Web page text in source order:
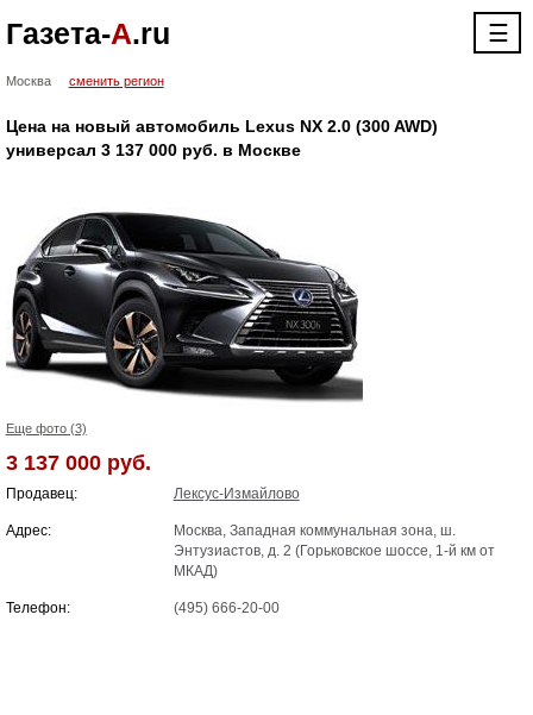
Газета-А.ru ☰
Москва сменить регион
Цена на новый автомобиль Lexus NX 2.0 (300 AWD)
универсал 3 137 000 руб. в Москве
Еще фото (3)
3 137 000 руб.
Продавец: Лексус-Измайлово
Адрес:
Москва, Западная коммунальная зона, ш.
Энтузиастов, д. 2 (Горьковское шоссе, 1-й км от
МКАД)
Телефон: (495) 666-20-00